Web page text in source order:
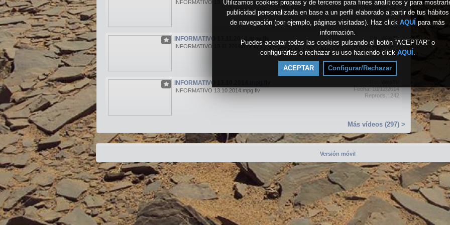
Utilizamos cookies propias y de terceros para fines analíticos y para
publicidad personalizada en base a un perfil elaborado a partir de tus hábitos
de navegación (por ejemplo, páginas visitadas). Haz click AQUÍ para más
información.
Puedes aceptar todas las cookies pulsando el botón “ACEPTAR” o
configurarlas o rechazar su uso haciendo click AQUÍ .
ACEPTAR Configurar/Rechazar
INFORMATIVO 13.12.2014
Fecha: 11/13/2014
Reprods.: 468
INFORMATIVO 13.11.2014.mov.flv
INFORMATIVO 13.11.2014.mov.flv
Fecha: 10/12/2014
Reprods.: 242
INFORMATIVO 13.10.2014.mpg.flv
INFORMATIVO 13.10.2014.mpg.flv
Más vídeos (297) >
Versión móvil